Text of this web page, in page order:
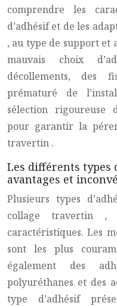
comprendre les
d’adhésif et de les
, au type de support et
mauvais choix
décollements, des
prématuré de
sélection rigoureuse
pour garantir la
travertin .
Les différents types
avantages et
Plusieurs types
collage travertin ,
caractéristiques. Les
sont les plus
également des
polyuréthanes et des
type d’adhésif